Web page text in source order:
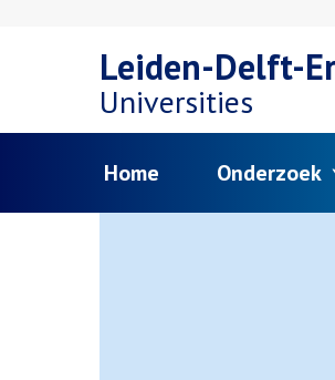
naar
Leiden-Delft-
Universities
Home Onderzoek